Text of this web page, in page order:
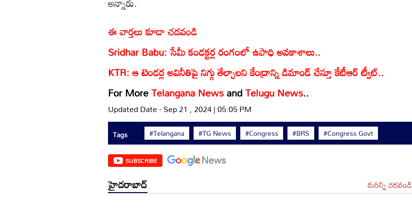
ఈ వార్తలు కూడా చదవండి
Sridhar Babu: సేమీ కండక్టర్ల రంగంలో ఉపాధి అవకాశాలు..
KTR: ఆ టెండర్ల అవినీతిపై నిగ్గు తేల్చాలని కేంద్రాన్ని డిమాండ్ చేస్తూ కేటీఆర్ ట్వీట్..
For MoreTelangana NewsandTelugu News..
Updated Date - Sep 21 , 2024 | 05:05 PM
Tags #Telangana #TG News #Congress #BRS #Congress Govt
SUBSCRIBE
హైదరాబాద్ మరిన్ని చదవండి